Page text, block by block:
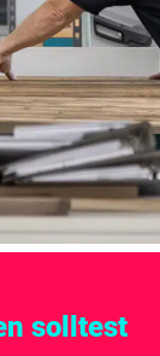
solltest